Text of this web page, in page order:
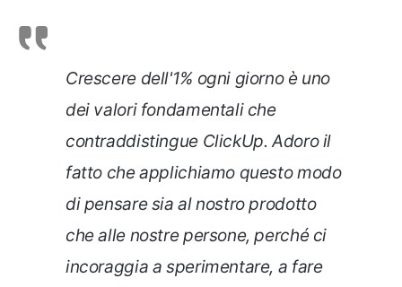
Crescere dell'1% ogni giorno è uno
dei valori fondamentali che
contraddistingue ClickUp. Adoro il
fatto che applichiamo questo modo
di pensare sia al nostro prodotto
che alle nostre persone, perché ci
incoraggia a sperimentare, a fare